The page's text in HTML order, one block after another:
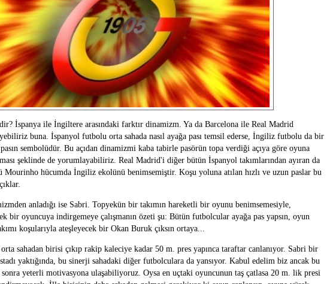
İspanya ile İngiltere arasındaki farktır dinamizm. Ya da Barcelona ile Real Madrid
buna. İspanyol futbolu orta sahada nasıl ayağa pası temsil ederse, İngiliz futbolu da bir
sembolüdür. Bu açıdan dinamizmi kaba tabirle pasörün topa verdiği açıya göre oyuna
şeklinde de yorumlayabiliriz. Real Madrid'i diğer bütün İspanyol takımlarından ayıran da
Mourinho hücumda İngiliz ekolünü benimsemiştir. Koşu yoluna atılan hızlı ve uzun paslar bu
anladığı ise Sabri. Topyekün bir takımın hareketli bir oyunu benimsemesiyle,
bir oyuncuya indirgemeye çalışmanın özeti şu: Bütün futbolcular ayağa pas yapsın, oyun
koşularıyla ateşleyecek bir Okan Buruk çıksın ortaya...
sahadan birisi çıkıp rakip kaleciye kadar 50 m. pres yapınca taraftar canlanıyor. Sabri bir
yaktığında, bu sinerji sahadaki diğer futbolculara da yansıyor. Kabul edelim biz ancak bu
yeterli motivasyona ulaşabiliyoruz. Oysa en uçtaki oyuncunun taş çatlasa 20 m. lik presi